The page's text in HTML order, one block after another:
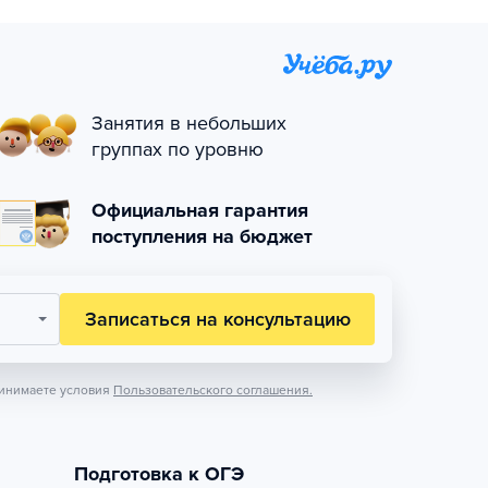
Занятия в небольших
группах по уровню
Официальная гарантия
поступления на бюджет
Записаться на консультацию
условия Пользовательского соглашения.
Подготовка к ОГЭ